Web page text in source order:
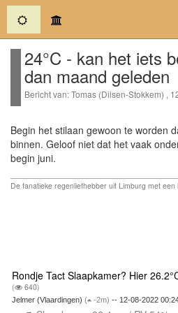
(current)
24°C - kan het iets
dan maand geleden
Bericht van: Tomas (Dilsen-Stokkem) ,
Begin het stilaan gewoon te worden
binnen. Geloof niet dat het vaak
begin juni.
De fanatieke regenliefhebber uit Limburg met
Rondje Tact Slaapkamer? Hier
( 640)
Jelmer (Vlaardingen) ( -2m) -- 12-08-2022